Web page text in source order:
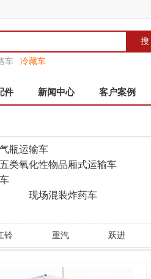
车 冷藏车
件 新闻中心 客户案例
瓶运输车
五类氧化性物品厢式运输车
现场混装炸药车
铃 重汽 跃进